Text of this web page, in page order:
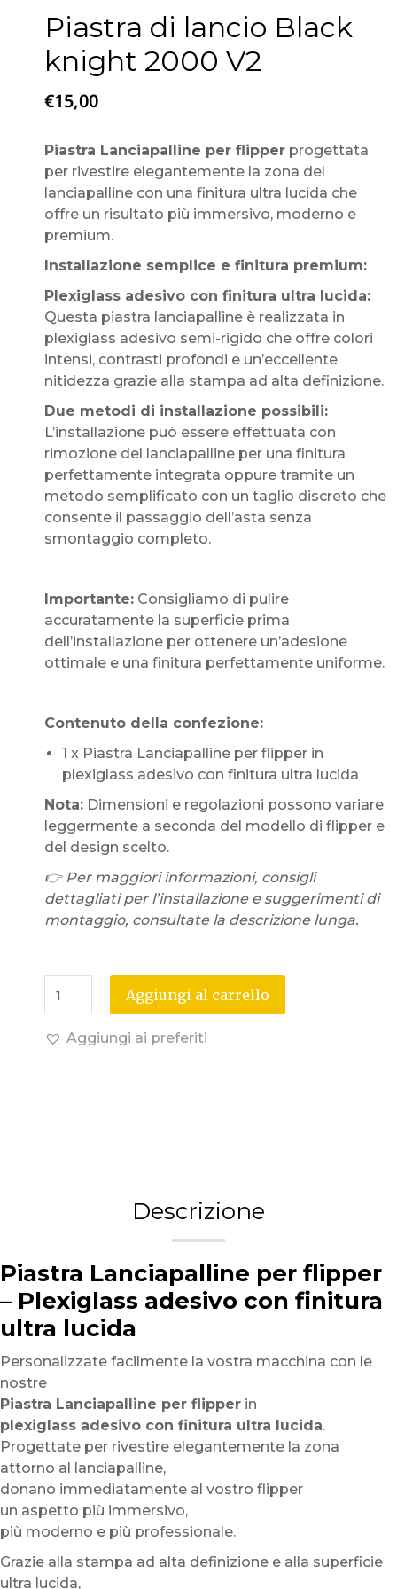
Piastra di lancio Black
knight 2000 V2
€15,00
Piastra Lanciapalline per flipper progettata
per rivestire elegantemente la zona del
lanciapalline con una finitura ultra lucida che
offre un risultato più immersivo, moderno e
premium.
Installazione semplice e finitura premium:
Plexiglass adesivo con finitura ultra lucida:
Questa piastra lanciapalline è realizzata in
plexiglass adesivo semi-rigido che offre colori
intensi, contrasti profondi e un’eccellente
nitidezza grazie alla stampa ad alta definizione.
Due metodi di installazione possibili:
L’installazione può essere effettuata con
rimozione del lanciapalline per una finitura
perfettamente integrata oppure tramite un
metodo semplificato con un taglio discreto che
consente il passaggio dell’asta senza
smontaggio completo.
Importante: Consigliamo di pulire
accuratamente la superficie prima
dell’installazione per ottenere un’adesione
ottimale e una finitura perfettamente uniforme.
Contenuto della confezione:
1 x Piastra Lanciapalline per flipper in
plexiglass adesivo con finitura ultra lucida
Nota: Dimensioni e regolazioni possono variare
leggermente a seconda del modello di flipper e
del design scelto.
👉 Per maggiori informazioni, consigli
dettagliati per l’installazione e suggerimenti di
montaggio, consultate la descrizione lunga.
Aggiungi al carrello
Aggiungi ai preferiti
Descrizione
Piastra Lanciapalline per flipper
– Plexiglass adesivo con finitura
ultra lucida
Personalizzate facilmente la vostra macchina con le
nostre
Piastra Lanciapalline per flipper in
plexiglass adesivo con finitura ultra lucida.
Progettate per rivestire elegantemente la zona
attorno al lanciapalline,
donano immediatamente al vostro flipper
un aspetto più immersivo,
più moderno e più professionale.
Grazie alla stampa ad alta definizione e alla superficie
ultra lucida,